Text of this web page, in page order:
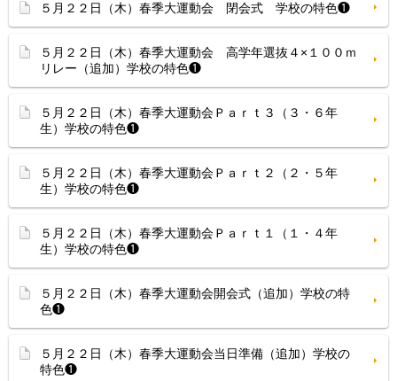
５月２２日（木）春季大運動会 閉会式 学校の特色❶
５月２２日（木）春季大運動会 高学年選抜４×１００ｍ
リレー（追加）学校の特色❶
５月２２日（木）春季大運動会Ｐａｒｔ３（３・６年
生）学校の特色❶
５月２２日（木）春季大運動会Ｐａｒｔ２（２・５年
生）学校の特色❶
５月２２日（木）春季大運動会Ｐａｒｔ１（１・４年
生）学校の特色❶
５月２２日（木）春季大運動会開会式（追加）学校の特
色❶
５月２２日（木）春季大運動会当日準備（追加）学校の
特色❶